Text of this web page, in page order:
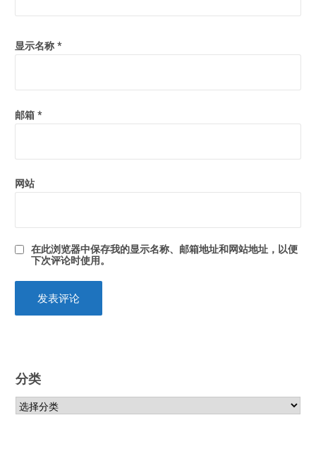
显示名称 *
邮箱 *
网站
在此浏览器中保存我的显示名称、邮箱地址和网站地址，以便
下次评论时使用。
分类